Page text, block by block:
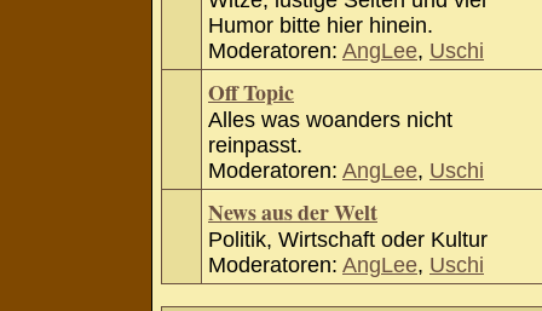
Humor bitte hier hinein.
Moderatoren: AngLee, Uschi
Off Topic
Alles was woanders nicht
reinpasst.
Moderatoren: AngLee, Uschi
News aus der Welt
Politik, Wirtschaft oder Kultur
Moderatoren: AngLee, Uschi